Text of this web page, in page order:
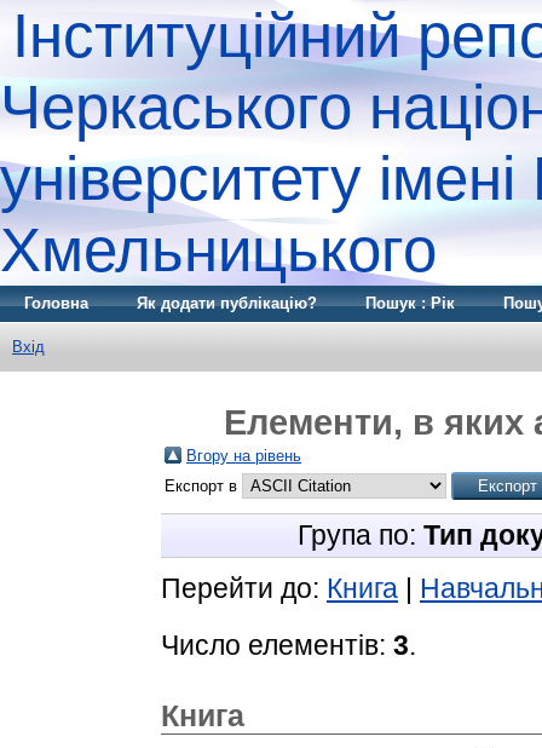
Інституційний
Черкаського
університету
Хмельницького
Головна Як додати публікацію? Пошук : Рік
Вхід
Елементи, в яких
Вгору на рівень
Експорт в
Група по: Тип
Перейти до: Книга |
Число елементів: 3.
Книга